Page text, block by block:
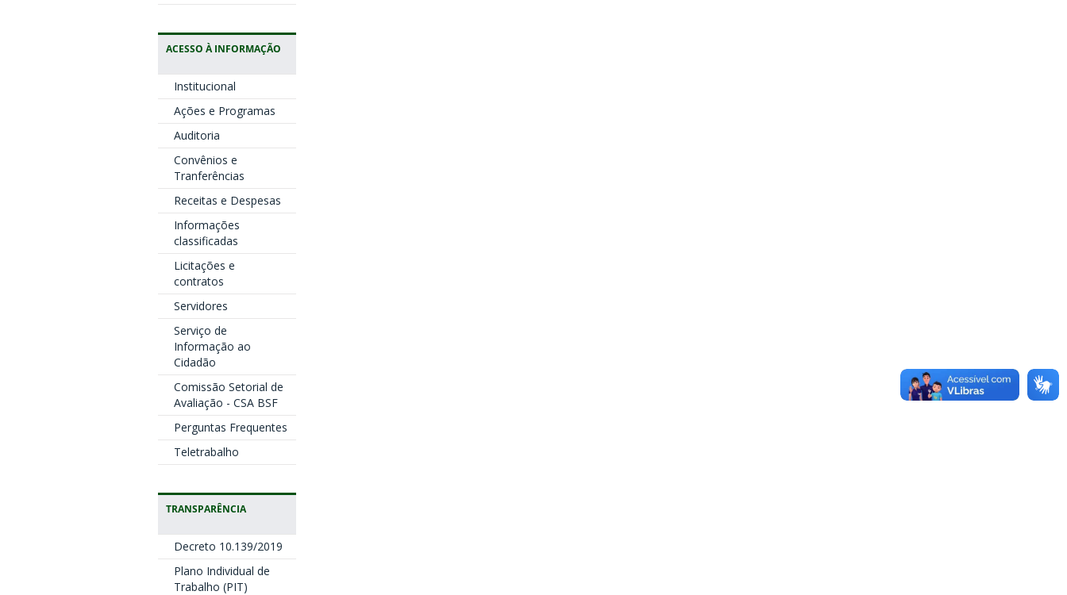
ACESSO À INFORMAÇÃO
Institucional
Ações e Programas
Auditoria
Convênios e
Tranferências
Receitas e Despesas
Informações
classificadas
Licitações e
contratos
Servidores
Serviço de
Informação ao
Cidadão
Comissão Setorial de
Avaliação - CSA BSF
Perguntas Frequentes
Teletrabalho
TRANSPARÊNCIA
Decreto 10.139/2019
Plano Individual de
Trabalho (PIT)